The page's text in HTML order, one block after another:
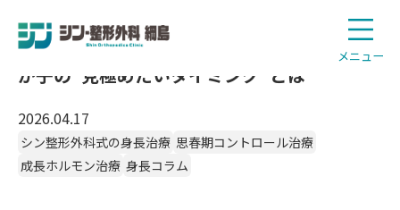
メニュー
【低身長治療は“何歳まで”が勝負？】 ──我
が子の“見極めたいタイミング”とは
2026.04.17
シン整形外科式の身長治療 思春期コントロール治療
成長ホルモン治療 身長コラム